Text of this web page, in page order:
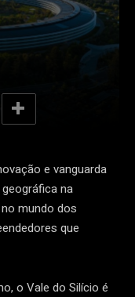
e vanguarda
na
mundo dos
que
o Vale do Silício é